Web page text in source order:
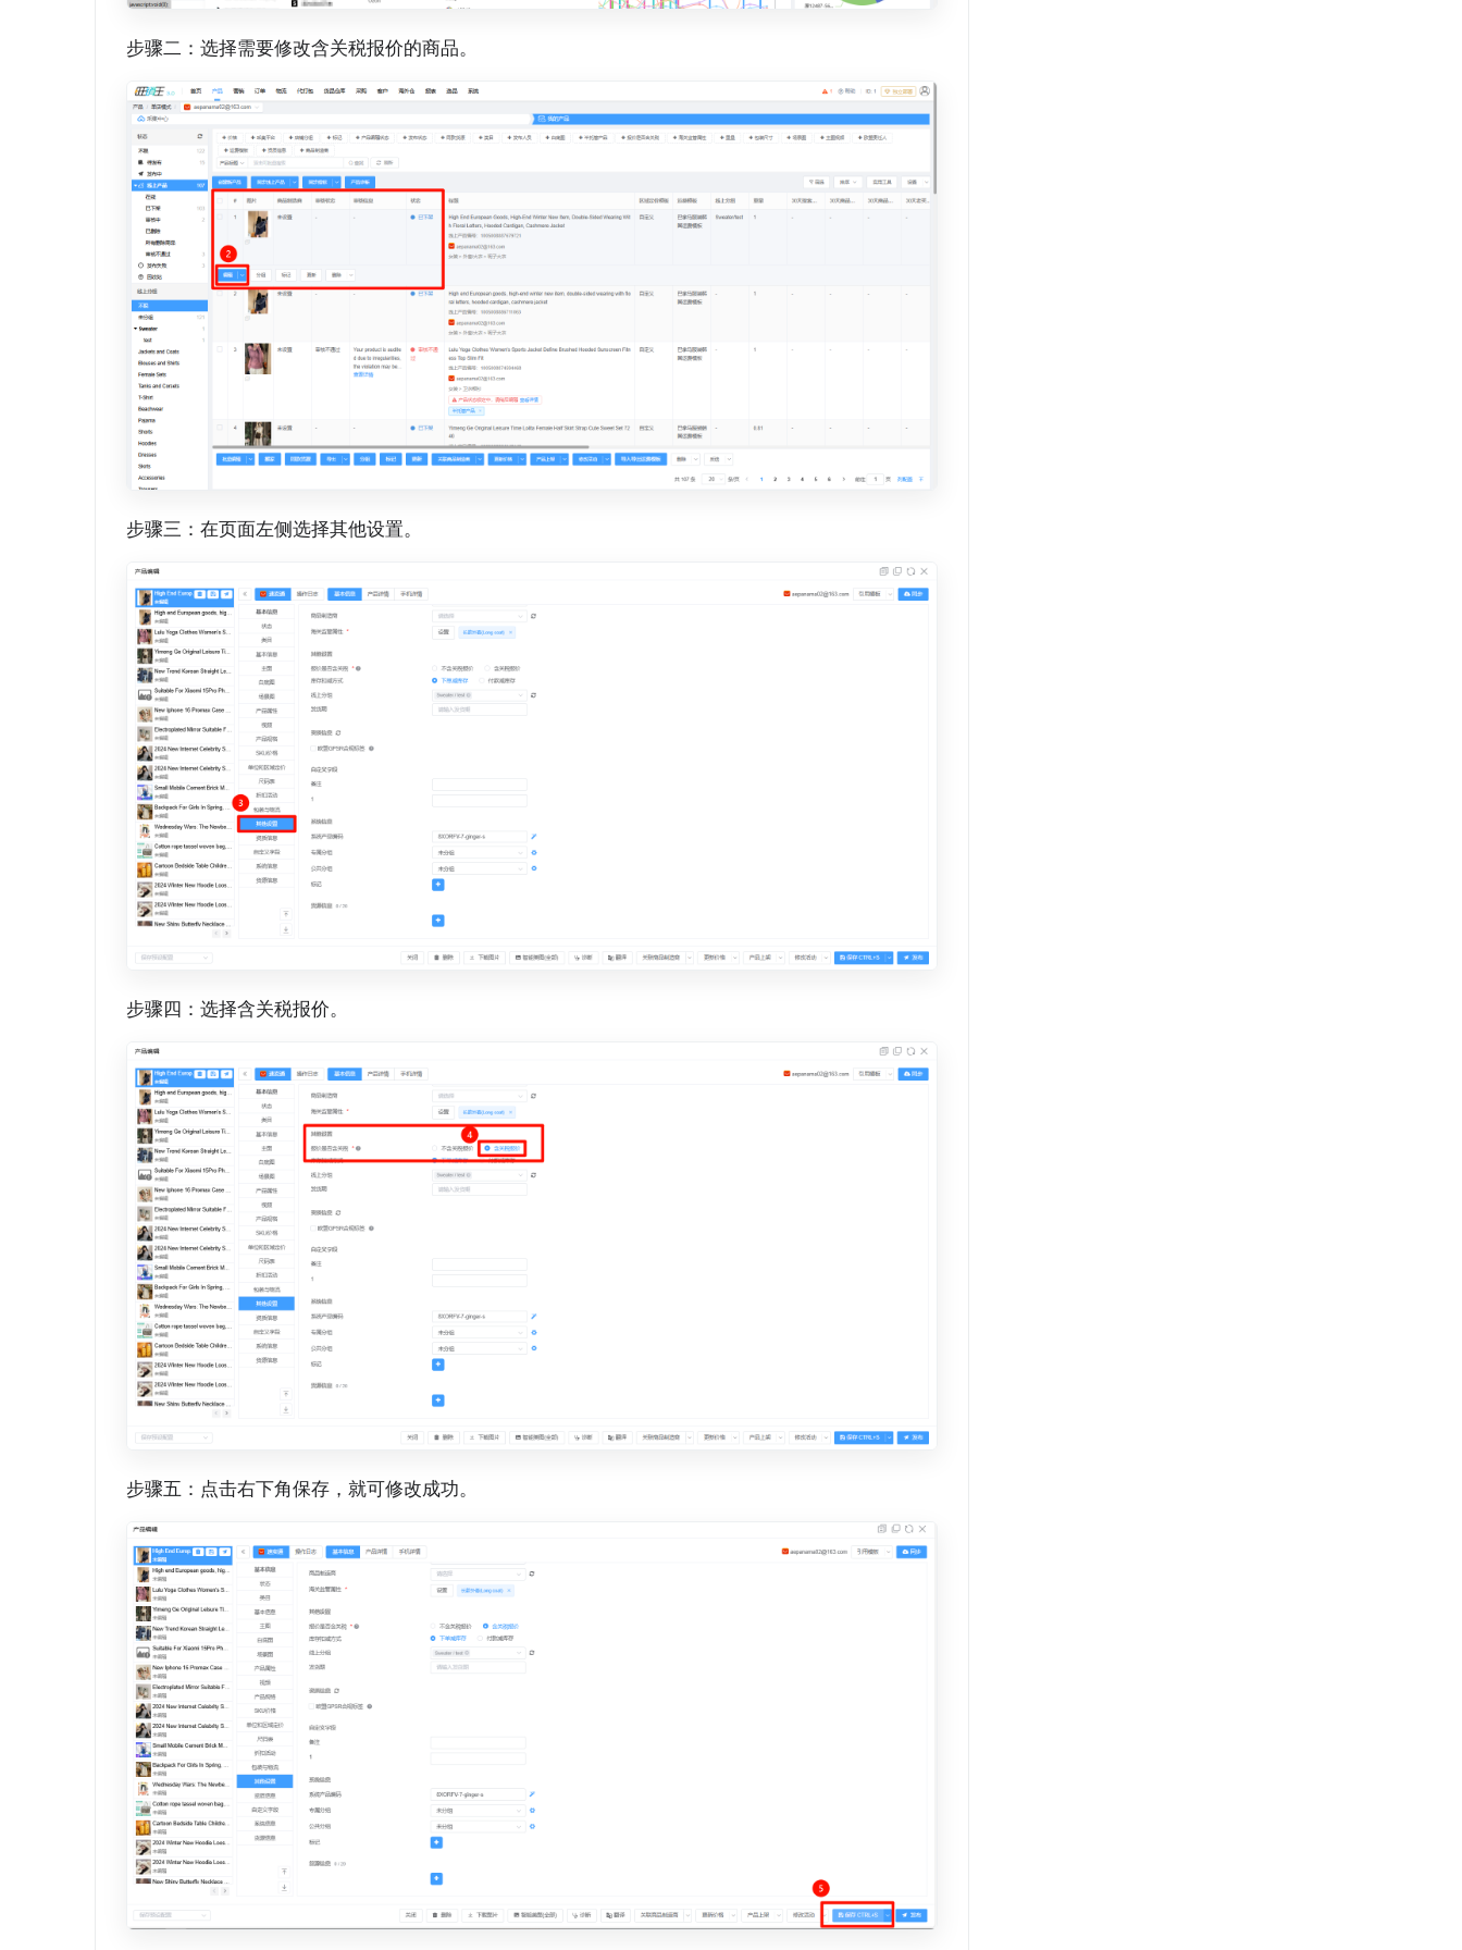
步骤二：选择需要修改含关税报价的商品。
步骤三：在页面左侧选择其他设置。
步骤四：选择含关税报价。
步骤五：点击右下角保存，就可修改成功。